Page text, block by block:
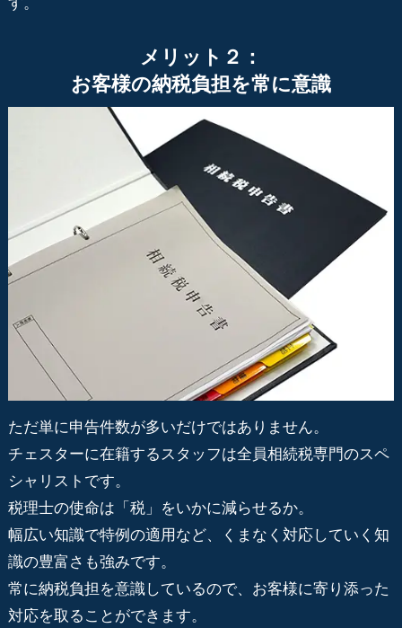
メリット２：
お客様の納税負担を常に意識
ただ単に申告件数が多いだけではありません。
チェスターに在籍するスタッフは全員相続税専門のスペ
シャリストです。
税理士の使命は「税」をいかに減らせるか。
幅広い知識で特例の適用など、くまなく対応していく知
識の豊富さも強みです。
常に納税負担を意識しているので、お客様に寄り添った
対応を取ることができます。